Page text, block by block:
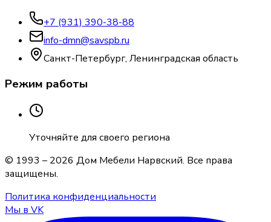
+7 (931) 390-38-88
info-dmn@savspb.ru
Санкт-Петербург, Ленинградская область
Режим работы
Уточняйте для своего региона
© 1993 – 2026 Дом Мебели Нарвский. Все права
защищены.
Политика конфиденциальности
Мы в VK